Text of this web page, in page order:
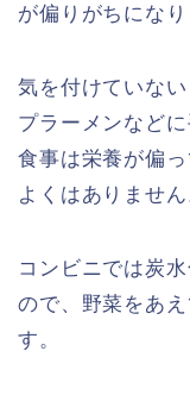
が偏りがちになり
気を付けていな
プラーメンなど
食事は栄養が偏
よくはありません
コンビニでは炭
ので、野菜をあ
す。